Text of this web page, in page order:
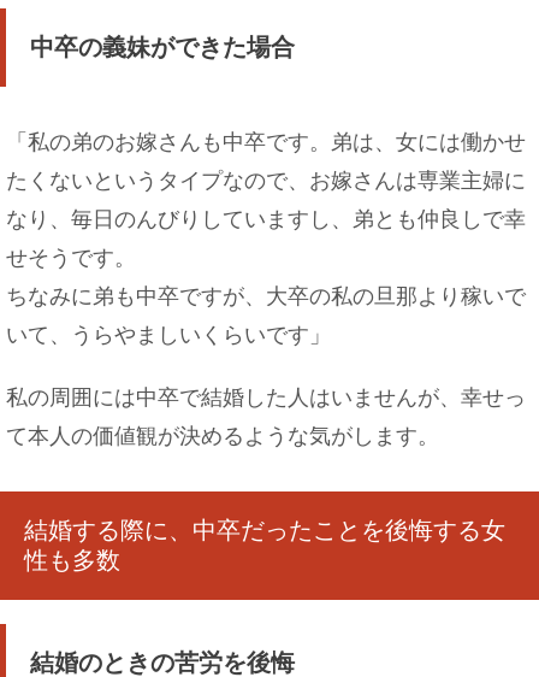
中卒の義妹ができた場合
「私の弟のお嫁さんも中卒です。弟は、女には働かせ
たくないというタイプなので、お嫁さんは専業主婦に
なり、毎日のんびりしていますし、弟とも仲良しで幸
せそうです。
ちなみに弟も中卒ですが、大卒の私の旦那より稼いで
いて、うらやましいくらいです」
私の周囲には中卒で結婚した人はいませんが、幸せっ
て本人の価値観が決めるような気がします。
結婚する際に、中卒だったことを後悔する女
性も多数
結婚のときの苦労を後悔